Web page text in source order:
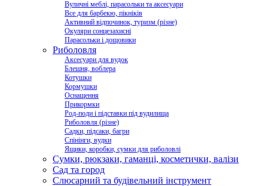
Вуличні меблі, парасольки та аксесуари
Все для барбекю, пікніків
Активний відпочинок, туризм (різне)
Окуляри сонцезахисні
Парасольки і дощовики
Риболовля
Аксесуари для вудок
Блешня, воблера
Котушки
Кормушки
Оснащення
Прикормки
Род-поди і підставки під вудилища
Риболовля (різне)
Садки, підсаки, багри
Спінінги, вудки
Ящики, коробки, сумки для риболовлі
Сумки, рюкзаки, гаманці, косметички, валізи
Сад та город
Слюсарний та будівельний інструмент